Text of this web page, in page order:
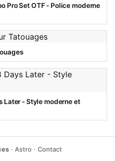
Pro Set OTF - Police moderne
Later - Style moderne et
· Astro · Contact